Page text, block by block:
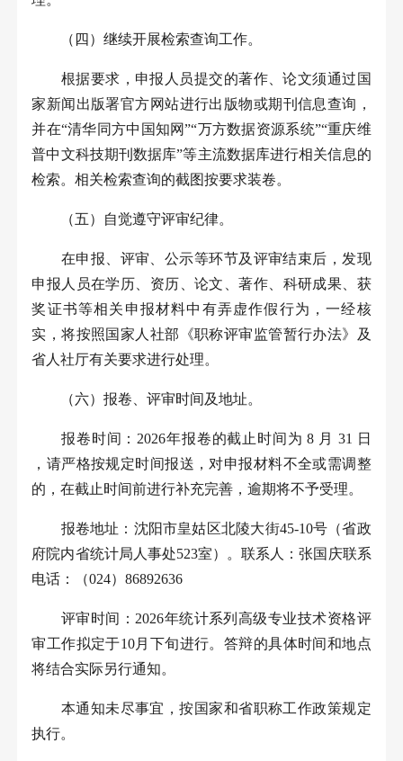
（四）继续开展检索查询工作。
根据要求，申报人员提交的著作、论文须通过国
家新闻出版署官方网站进行出版物或期刊信息查询，
并在“清华同方中国知网”“万方数据资源系统”“重庆维
普中文科技期刊数据库”等主流数据库进行相关信息的
检索。相关检索查询的截图按要求装卷。
（五）自觉遵守评审纪律。
在申报、评审、公示等环节及评审结束后，发现
申报人员在学历、资历、论文、著作、科研成果、获
奖证书等相关申报材料中有弄虚作假行为，一经核
实，将按照国家人社部《职称评审监管暂行办法》及
省人社厅有关要求进行处理。
（六）报卷、评审时间及地址。
报卷时间： 2026年报卷的截止时间为 8 月 31
日
，请严格按规定时间报送，对申报材料不全或需调整
的，在截止时间前进行补充完善，逾期将不予受理。
报卷地址：沈阳市皇姑区北陵大街45-10号（省政
府院内省统计局人事处523室）。联系人：张国庆联系
电话：（024）86892636
评审时间： 2026年统计系列高级专业技术资格评
审工作拟定于10月下旬进行。答辩的具体时间和地点
将结合实际另行通知。
本通知未尽事宜，按国家和省职称工作政策规定
执行。